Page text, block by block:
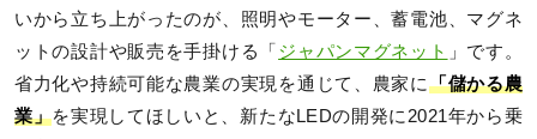
いから立ち上がったのが、照明やモーター、蓄電池、マグネ
ットの設計や販売を手掛ける「 ジャパンマグネット 」です。
省力化や持続可能な農業の実現を通じて、農家に「儲かる農
業」を実現してほしいと、新たなLEDの開発に2021年から乗